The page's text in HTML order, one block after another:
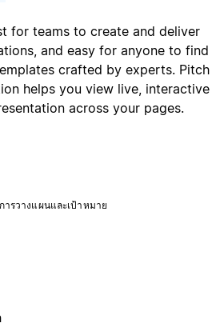
for teams to create and deliver
and easy for anyone to find
crafted by experts. Pitch
helps you view live, interactive
across your pages.
การวางแผนและเป้าหมาย